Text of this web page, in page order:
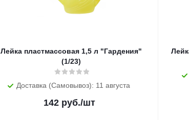
Лейка пластмассовая 1,5 л "Гардения"
(1/23)
Доставка (Самовывоз): 11 августа
142 руб./шт